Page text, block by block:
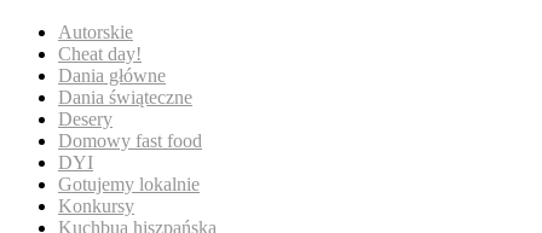
Autorskie
Cheat day!
Dania główne
Dania świąteczne
Desery
Domowy fast food
DYI
Gotujemy lokalnie
Konkursy
Kuchbua hiszpańska